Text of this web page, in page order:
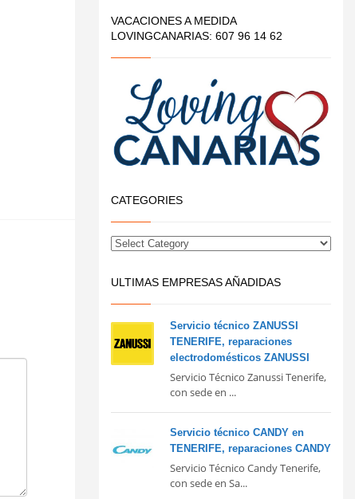
VACACIONES A MEDIDA
LOVINGCANARIAS: 607 96 14 62
CATEGORIES
ULTIMAS EMPRESAS AÑADIDAS
Servicio técnico ZANUSSI
TENERIFE, reparaciones
electrodomésticos ZANUSSI
Servicio Técnico Zanussi Tenerife,
con sede en ...
Servicio técnico CANDY en
TENERIFE, reparaciones CANDY
Servicio Técnico Candy Tenerife,
con sede en Sa...